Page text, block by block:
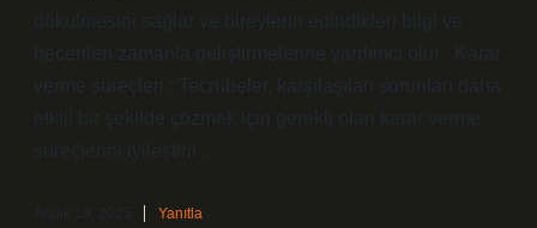
dökülmesini sağlar ve bireylerin edindikleri bilgi ve
becerileri zamanla geliştirmelerine yardımcı olur . Karar
verme süreçleri : Tecrübeler, karşılaşılan sorunları daha
etkili bir şekilde çözmek için gerekli olan karar verme
süreçlerini iyileştirir .
Aralık 19, 2025 Yanıtla